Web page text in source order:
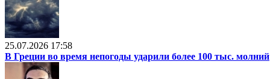
25.07.2026 17:58
В Греции во время непогоды ударили более 100 тыс. молний